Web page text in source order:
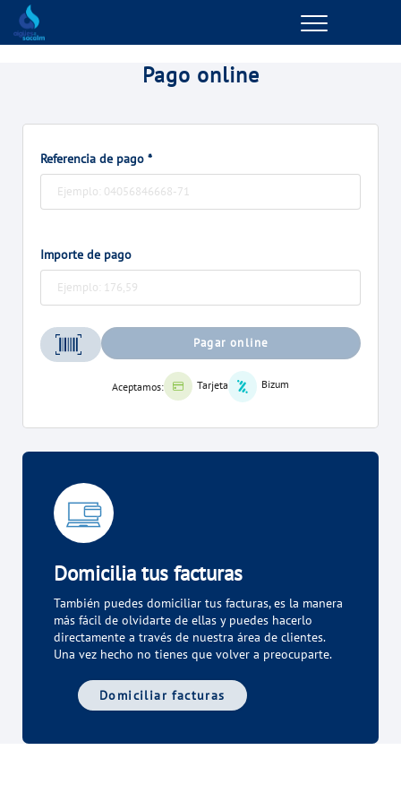
Menu
TU SERVICIO
VER TODAS LAS GESTIONES
TU AGUA
VER TODAS LAS GESTIONES
CONÓCENOS
NUESTROS COMPROMISOS
VER TODAS LAS GESTIONES
Pago online
Referencia de pago *
Importe de pago
Pagar online
Aceptamos: Tarjeta Bizum
Domicilia tus facturas
También puedes domiciliar tus facturas, es la manera
más fácil de olvidarte de ellas y puedes hacerlo
directamente a través de nuestra área de clientes.
Una vez hecho no tienes que volver a preocuparte.
Domiciliar facturas